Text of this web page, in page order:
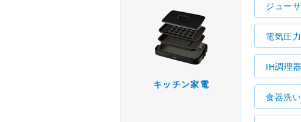
キッチン家電
ジュー
電気圧
IH調理器
食器洗